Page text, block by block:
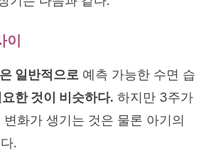
이
일반적으로 예측 가능한 수면 습
한 것이 비슷하다. 하지만 3주가
화가 생기는 것은 물론 아기의
.